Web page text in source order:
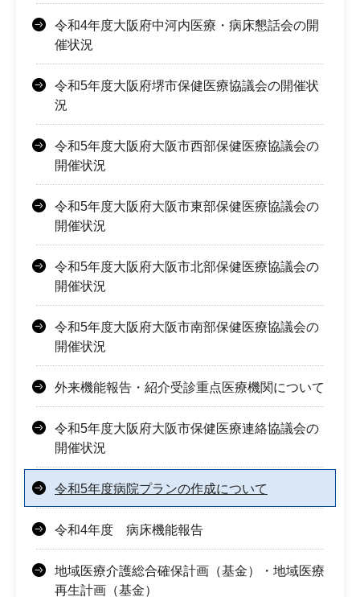
令和4年度大阪府中河内医療・病床懇話会の開
催状況
令和5年度大阪府堺市保健医療協議会の開催状
況
令和5年度大阪府大阪市西部保健医療協議会の
開催状況
令和5年度大阪府大阪市東部保健医療協議会の
開催状況
令和5年度大阪府大阪市北部保健医療協議会の
開催状況
令和5年度大阪府大阪市南部保健医療協議会の
開催状況
外来機能報告・紹介受診重点医療機関について
令和5年度大阪府大阪市保健医療連絡協議会の
開催状況
令和5年度病院プランの作成について
令和4年度 病床機能報告
地域医療介護総合確保計画（基金）・地域医療
再生計画（基金）